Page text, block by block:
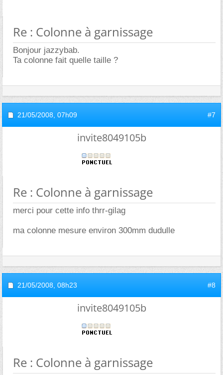
Re : Colonne à garnissage
Bonjour jazzybab.
Ta colonne fait quelle taille ?
21/05/2008, 07h09 #7
invite8049105b
Re : Colonne à garnissage
merci pour cette info thrr-gilag
ma colonne mesure environ 300mm dudulle
21/05/2008, 08h23 #8
invite8049105b
Re : Colonne à garnissage